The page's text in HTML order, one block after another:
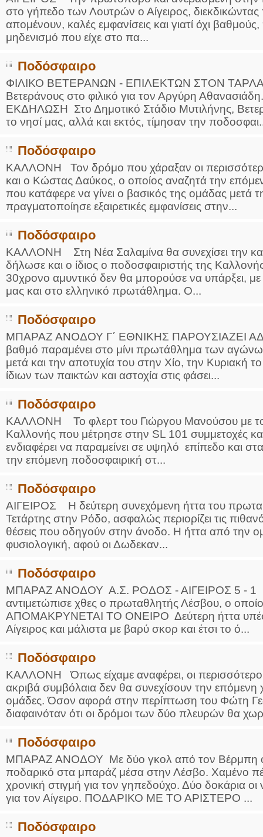
στο γήπεδο των Λουτρών ο Αίγειρος,
απομένουν, καλές εμφανίσεις και γιατί όχι
μηδενισμό που είχε στο πα...
Ποδόσφαιρο
ΦΙΛΙΚΟ ΒΕΤΕΡΑΝΩΝ - ΕΠΙΛΕΚΤΩΝ ΣΤΟΝ ΤΑΡΛΑ
Βετεράνους στο φιλικό για τον Αργύρη
ΕΚΔΗΛΩΣΗ Στο Δημοτικό Στάδιο Μυτιλήνης,
το νησί μας, αλλά και εκτός, τίμησαν την
Ποδόσφαιρο
ΚΑΛΛΟΝΗ Τον δρόμο που χάραξαν οι
και ο Κώστας Δαύκος, ο οποίος αναζητά την
που κατάφερε να γίνει ο βασικός της ομάδας
πραγματοποίησε εξαιρετικές εμφανίσεις στην...
Ποδόσφαιρο
ΚΑΛΛΟΝΗ Στη Νέα Σαλαμίνα θα συνεχίσει την
δήλωσε και ο ίδιος ο ποδοσφαιριστής της
30χρονο αμυντικό δεν θα μπορούσε να υπάρξει,
μας και στο ελληνικό πρωτάθλημα. Ο...
Ποδόσφαιρο
ΜΠΑΡΑΖ ΑΝΟΔΟΥ Γ΄ ΕΘΝΙΚΗΣ ΠΑΡΟΥΣΙΑΖΕΙ
βαθμό παραμένει στο μίνι πρωτάθλημα των
μετά και την αποτυχία του στην Χίο, την
ίδιων των παικτών και αστοχία στις φάσει...
Ποδόσφαιρο
ΚΑΛΛΟΝΗ Το φλερτ του Γιώργου Μανούσου με
Καλλονής που μέτρησε στην SL 101 συμμετοχές
ενδιαφέρει να παραμείνει σε υψηλό επίπεδο και
την επόμενη ποδοσφαιρική στ...
Ποδόσφαιρο
ΑΙΓΕΙΡΟΣ Η δεύτερη συνεχόμενη ήττα του
Τετάρτης στην Ρόδο, ασφαλώς περιορίζει τις
θέσεις που οδηγούν στην άνοδο. Η ήττα από την
φυσιολογική, αφού οι Δωδεκαν...
Ποδόσφαιρο
ΜΠΑΡΑΖ ΑΝΟΔΟΥ Α.Σ. ΡΟΔΟΣ - ΑΙΓΕΙΡΟΣ 5 - 1
αντιμετώπισε χθες ο πρωταθλητής Λέσβου, ο
ΑΠΟΜΑΚΡΥΝΕΤΑΙ ΤΟ ΟΝΕΙΡΟ Δεύτερη ήττα
Αίγειρος και μάλιστα με βαρύ σκορ και έτσι το ό...
Ποδόσφαιρο
ΚΑΛΛΟΝΗ Όπως είχαμε αναφέρει, οι
ακριβά συμβόλαια δεν θα συνεχίσουν την επόμενη
ομάδες. Όσον αφορά στην περίπτωση του Φώτη
διαφαινόταν ότι οι δρόμοι των δύο πλευρών θα
Ποδόσφαιρο
ΜΠΑΡΑΖ ΑΝΟΔΟΥ Με δύο γκολ από τον Βέρμπη
ποδαρικό στα μπαράζ μέσα στην Λέσβο. Χαμένο
χρονική στιγμή για τον γηπεδούχο. Δύο δοκάρια
για τον Αίγειρο. ΠΟΔΑΡΙΚΟ ΜΕ ΤΟ ΑΡΙΣΤΕΡΟ ...
Ποδόσφαιρο